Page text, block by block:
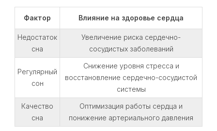
Фактор Влияние на здоровье сердца
Недостаток
сна
Увеличение риска сердечно-
сосудистых заболеваний
Регулярный
сон
Снижение уровня стресса и
восстановление сердечно-сосудистой
системы
Качество
сна
Оптимизация работы сердца и
понижение артериального давления